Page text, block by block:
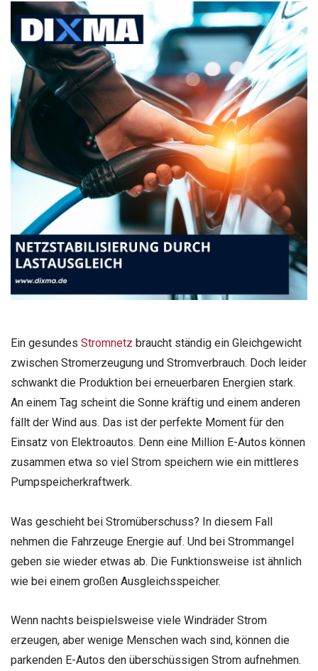
Ein gesundes Stromnetz braucht ständig ein Gleichgewicht
zwischen Stromerzeugung und Stromverbrauch. Doch leider
schwankt die Produktion bei erneuerbaren Energien stark.
An einem Tag scheint die Sonne kräftig und einem anderen
fällt der Wind aus. Das ist der perfekte Moment für den
Einsatz von Elektroautos. Denn eine Million E-Autos können
zusammen etwa so viel Strom speichern wie ein mittleres
Pumpspeicherkraftwerk.
Was geschieht bei Stromüberschuss? In diesem Fall
nehmen die Fahrzeuge Energie auf. Und bei Strommangel
geben sie wieder etwas ab. Die Funktionsweise ist ähnlich
wie bei einem großen Ausgleichsspeicher.
Wenn nachts beispielsweise viele Windräder Strom
erzeugen, aber wenige Menschen wach sind, können die
parkenden E-Autos den überschüssigen Strom aufnehmen.